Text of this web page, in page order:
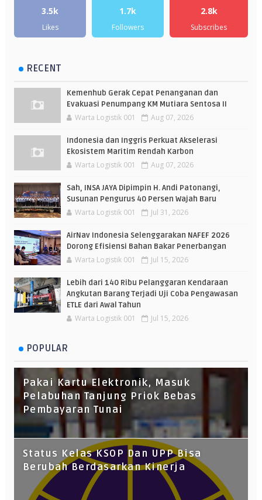
3.5k
Likes
1.7k
Followers
2.8k
Subscribes
RECENT
Kemenhub Gerak Cepat Penanganan dan
Evakuasi Penumpang KM Mutiara Sentosa II
Warta Logistik 001 Aug 07, 2026
Indonesia dan Inggris Perkuat Akselerasi
Ekosistem Maritim Rendah Karbon
Warta Logistik 001 Aug 07, 2026
Sah, INSA JAYA Dipimpin H. Andi Patonangi,
Susunan Pengurus 40 Persen Wajah Baru
Warta Logistik 001 Jul 31, 2026
AirNav Indonesia Selenggarakan NAFEF 2026
Dorong Efisiensi Bahan Bakar Penerbangan
Warta Logistik 001 Jul 15, 2026
Lebih dari 140 Ribu Pelanggaran Kendaraan
Angkutan Barang Terjadi Uji Coba Pengawasan
ETLE dari Awal Tahun
Warta Logistik 001 Jul 15, 2026
POPULAR
Pakai Kartu Elektronik, Masuk
Pelabuhan Tanjung Priok Bebas
Pembayaran Tunai
Status Kelas KSOP Dan UPP Bisa
Berubah Berdasarkan Kinerja